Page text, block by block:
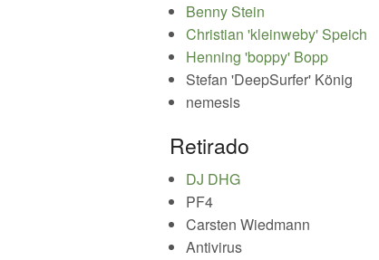
Benny Stein
Christian 'kleinweby' Speich
Henning 'boppy' Bopp
Stefan 'DeepSurfer' König
nemesis
Retirado
DJ DHG
PF4
Carsten Wiedmann
Antivirus